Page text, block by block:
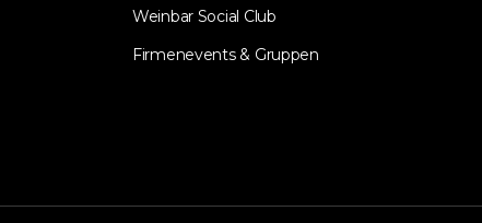
Weinbar Social Club
Firmenevents & Gruppen